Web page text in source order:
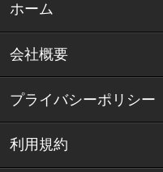
ホーム
会社概要
プライバシーポリシー
利用規約